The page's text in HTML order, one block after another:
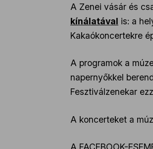
A Zenei vásár és
kínálatával is: a
Kakaókoncertekre
A programok a
napernyőkkel
Fesztiválzenekar
A koncerteket a
A FACEBOOK-